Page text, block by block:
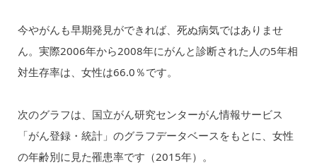
今やがんも早期発見ができれば、死ぬ病気ではありませ
ん。実際2006年から2008年にがんと診断された人の5年相
対生存率は、女性は66.0％です。
次のグラフは、国立がん研究センターがん情報サービス
「がん登録・統計」のグラフデータベースをもとに、女性
の年齢別に見た罹患率です（2015年）。